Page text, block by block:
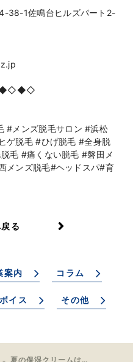
38-1佐鳴台ヒルズパート2-
#メンズ脱毛サロン #浜松
ゲ脱毛 #ひげ脱毛 #全身脱
毛 #痛くない脱毛 #磐田メ
メンズ脱毛#ヘッドスパ#育
る
案内 コラム
イス その他
夏の保湿クリームはサラサラがいい！